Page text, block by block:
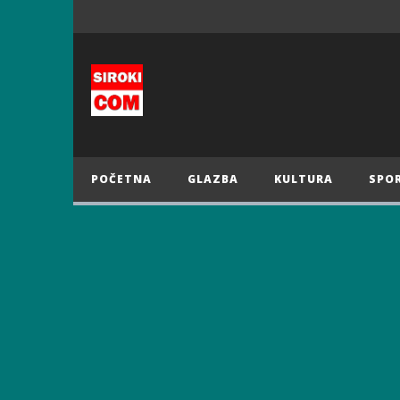
POČETNA GLAZBA KULTURA